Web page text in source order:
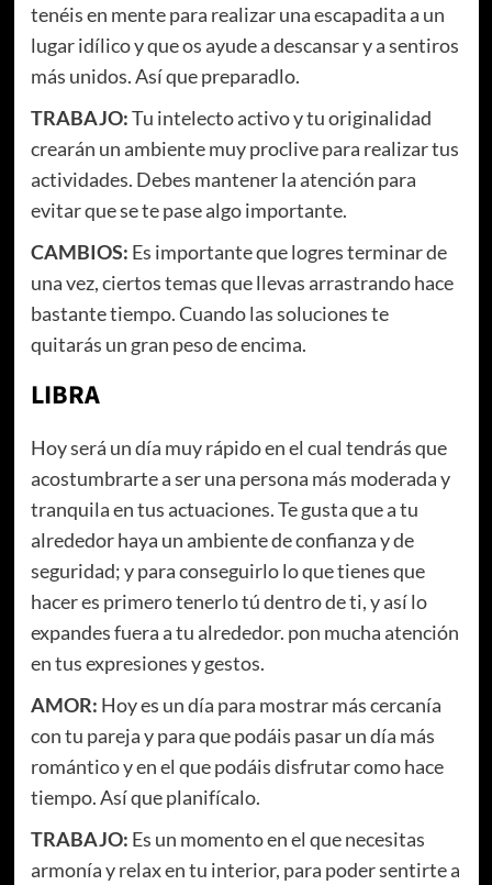
tenéis en mente para realizar una escapadita a un
lugar idílico y que os ayude a descansar y a sentiros
más unidos. Así que preparadlo.
TRABAJO:Tu intelecto activo y tu originalidad
crearán un ambiente muy proclive para realizar tus
actividades. Debes mantener la atención para
evitar que se te pase algo importante.
CAMBIOS: Es importante que logres terminar de
una vez, ciertos temas que llevas arrastrando hace
bastante tiempo. Cuando las soluciones te
quitarás un gran peso de encima.
LIBRA
Hoy será un día muy rápido en el cual tendrás que
acostumbrarte a ser una persona más moderada y
tranquila en tus actuaciones. Te gusta que a tu
alrededor haya un ambiente de confianza y de
seguridad; y para conseguirlo lo que tienes que
hacer es primero tenerlo tú dentro de ti, y así lo
expandes fuera a tu alrededor. pon mucha atención
en tus expresiones y gestos.
AMOR: Hoy es un día para mostrar más cercanía
con tu pareja y para que podáis pasar un día más
romántico y en el que podáis disfrutar como hace
tiempo. Así que planifícalo.
TRABAJO: Es un momento en el que necesitas
armonía y relax en tu interior, para poder sentirte a